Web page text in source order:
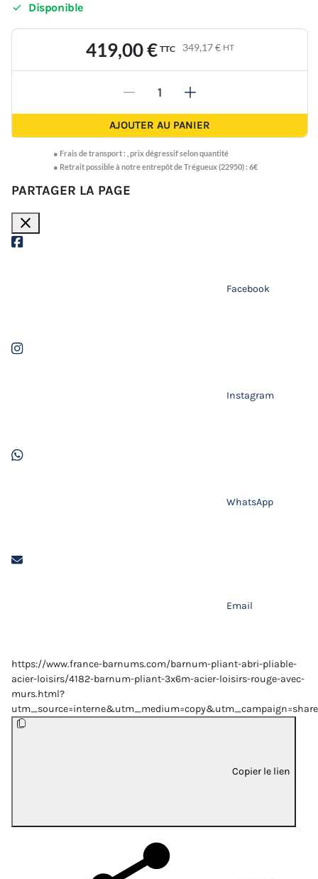
 Disponible
419,00 € TTC 349,17 € HT
- +
AJOUTER AU PANIER
● Frais de transport : prix dégressif selon quantité
● Retrait possible à notre entrepôt de Trégueux (22950) : 6€
PARTAGER LA PAGE
close
Facebook
Instagram
WhatsApp
Email
https://www.france-barnums.com/barnum-pliant-abri-pliable-
acier-loisirs/4182-barnum-pliant-3x6m-acier-loisirs-rouge-avec-
murs.html?
Copier le lien